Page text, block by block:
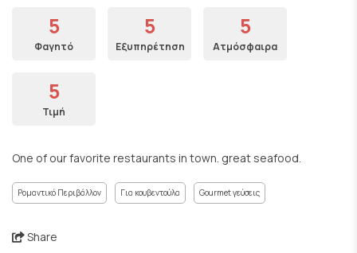
5
Φαγητό
5
Εξυπηρέτηση
5
Ατμόσφαιρα
5
Τιμή
One of our favorite restaurants in town. great seafood.
Ρομαντικό Περιβάλλον Για κουβεντούλα Gourmet γεύσεις
Share